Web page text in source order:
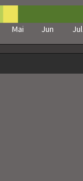
Mai Jun Jul